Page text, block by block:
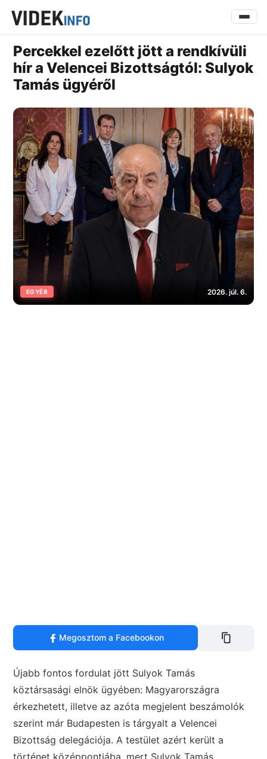
Percekkel ezelőtt jött a rendkívüli
hír a Velencei Bizottságtól: Sulyok
Tamás ügyéről
EGYÉB 2026. júl. 6.
Megosztom a Facebookon
Újabb fontos fordulat jött Sulyok Tamás
köztársasági elnök ügyében: Magyarországra
érkezhetett, illetve az azóta megjelent beszámolók
szerint már Budapesten is tárgyalt a Velencei
Bizottság delegációja. A testület azért került a